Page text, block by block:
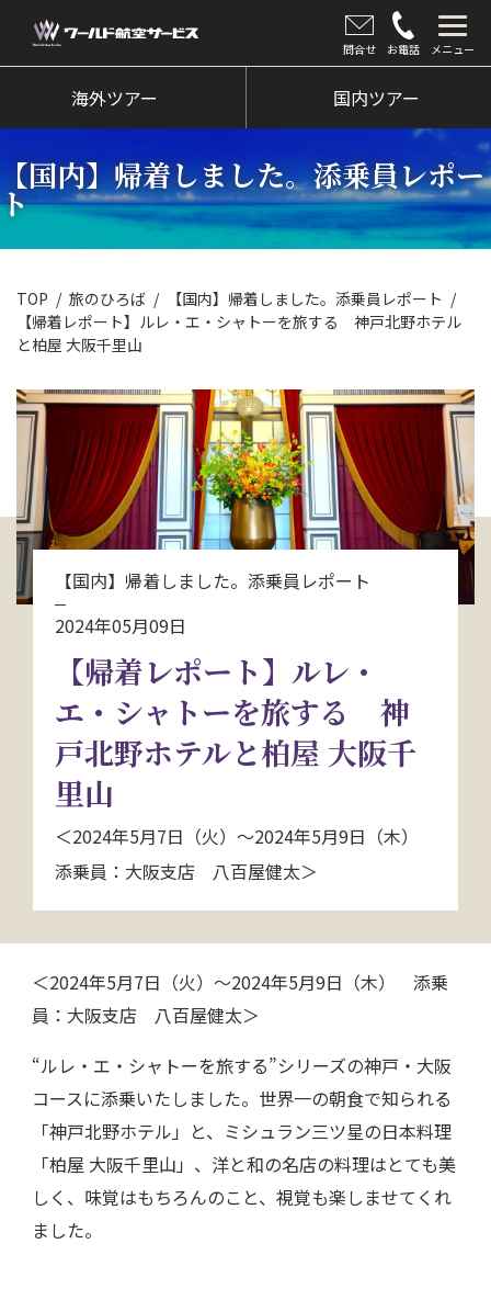
問合せ お電話 メニュー
海外ツアー
クルーズツアー
ツアー催行状況
旅のひろば
イベント
新着情報
会社情報
お問い合わせ
資料請求
電話にてお問い合わせ
海外ツアー 国内ツアー
【国内】帰着しました。添乗員レポー
ト
TOP 旅のひろば
【国内】帰着しました。添乗員レポート
【帰着レポート】ルレ・エ・シャトーを旅する 神戸北野ホテル
と柏屋 大阪千里山
【国内】帰着しました。添乗員レポート
2024年05月09日
【帰着レポート】ルレ・
エ・シャトーを旅する 神
戸北野ホテルと柏屋 大阪千
里山
＜2024年5月7日（火）～2024年5月9日（木）
添乗員：大阪支店 八百屋健太＞
＜2024年5月7日（火）～2024年5月9日（木） 添乗
員：大阪支店 八百屋健太＞
“ルレ・エ・シャトーを旅する”シリーズの神戸・大阪
コースに添乗いたしました。世界一の朝食で知られる
「神戸北野ホテル」と、ミシュラン三ツ星の日本料理
「柏屋 大阪千里山」、洋と和の名店の料理はとても美
しく、味覚はもちろんのこと、視覚も楽しませてくれ
ました。